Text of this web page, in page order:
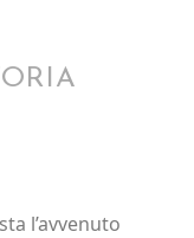
l’avvenuto